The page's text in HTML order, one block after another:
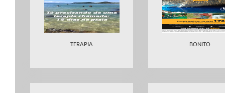
TERAPIA BONITO